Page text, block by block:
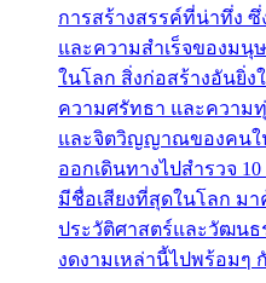
การสร้างสรรค์ที่น่าทึ่ง
และความสำเร็จของม
ในโลก สิ่งก่อสร้างอันยิ่ง
ความศรัทธา และความ
และจิตวิญญาณของคนใ
ออกเดินทางไปสำรวจ
มีชื่อเสียงที่สุดในโลก ม
ประวัติศาสตร์และวัฒนธ
งดงามเหล่านี้ไปพร้อมๆ